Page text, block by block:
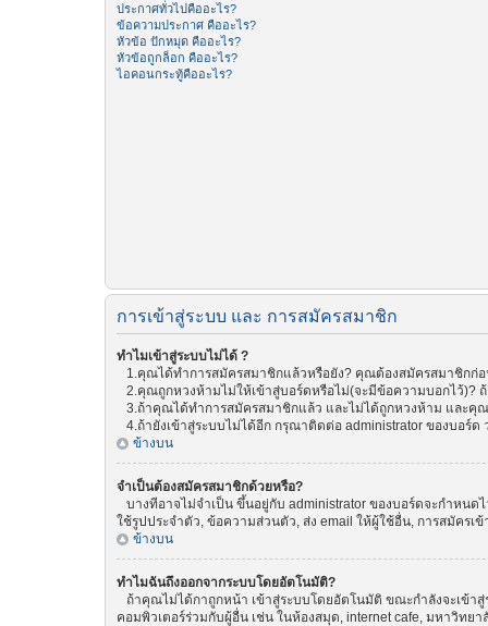
ประกาศทั่วไปคืออะไร?
ข้อความประกาศ คืออะไร?
หัวข้อ ปักหมุด คืออะไร?
หัวข้อถูกล็อก คืออะไร?
ไอคอนกระทู้คืออะไร?
การเข้าสู่ระบบ และ การสมัครสมาชิก
ทำไมเข้าสู่ระบบไม่ได้ ?
1.คุณได้ทำการสมัครสมาชิกแล้วหรือยัง? คุณต้องสมัครสมาชิกก่อ
2.คุณถูกหวงห้ามไม่ให้เข้าสู่บอร์ดหรือไม่(จะมีข้อความบอกไว้)?
3.ถ้าคุณได้ทำการสมัครสมาชิกแล้ว และไม่ได้ถูกหวงห้าม และคุ
4.ถ้ายังเข้าสู่ระบบไม่ได้อีก กรุณาติดต่อ administrator ของบอร์
ข้างบน
จำเป็นต้องสมัครสมาชิกด้วยหรือ?
บางทีอาจไม่จำเป็น ขึ้นอยู่กับ administrator ของบอร์ดจะกำหน
ใช้รูปประจำตัว, ข้อความส่วนตัว, ส่ง email ให้ผู้ใช้อื่น, การสมัคร
ข้างบน
ทำไมฉันถึงออกจากระบบโดยอัตโนมัติ?
ถ้าคุณไม่ได้กาถูกหน้า เข้าสู่ระบบโดยอัตโนมัติ ขณะกำลังจะเข้
คอมพิวเตอร์ร่วมกับผู้อื่น เช่น ในห้องสมุด, internet cafe, มหาวิทยา